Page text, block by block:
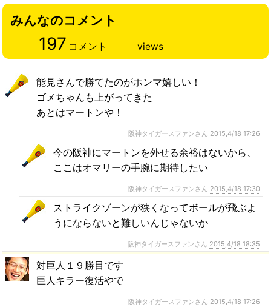
みんなのコメント
197 コメント views
能見さんで勝てたのがホンマ嬉しい！
ゴメちゃんも上がってきた
あとはマートンや！
阪神タイガースファンさん 2015,4/18 17:26
今の阪神にマートンを外せる余裕はないから、
ここはオマリーの手腕に期待したい
阪神タイガースファンさん 2015,4/18 17:30
ストライクゾーンが狭くなってボールが飛ぶよ
うにならないと難しいんじゃないか
阪神タイガースファンさん 2015,4/18 18:35
対巨人１９勝目です
巨人キラー復活やで
阪神タイガースファンさん 2015,4/18 17:26